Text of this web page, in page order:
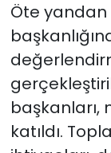
Öte yandan
başkanları,
katıldı.